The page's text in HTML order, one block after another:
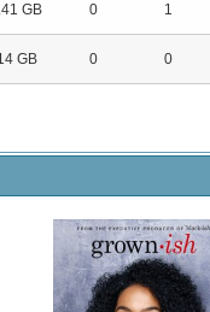
GB 0 1
GB 0 0